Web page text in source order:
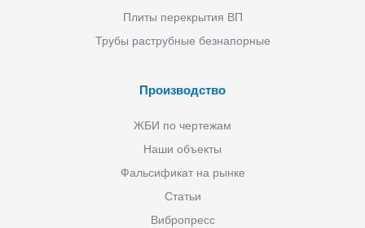
Плиты перекрытия ВП
Трубы раструбные безнапорные
Производство
ЖБИ по чертежам
Наши объекты
Фальсификат на рынке
Статьи
Вибропресс